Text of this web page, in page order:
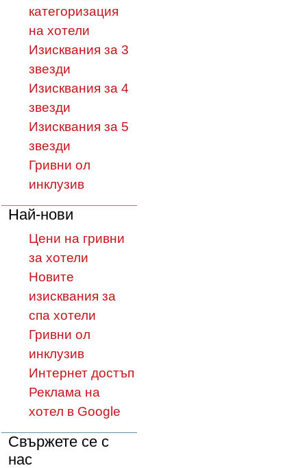
категоризация
на хотели
Изисквания за 3
звезди
Изисквания за 4
звезди
Изисквания за 5
звезди
Гривни ол
инклузив
Най-нови
Цени на гривни
за хотели
Новите
изисквания за
спа хотели
Гривни ол
инклузив
Интернет достъп
Реклама на
хотел в Google
Свържете се с
нас